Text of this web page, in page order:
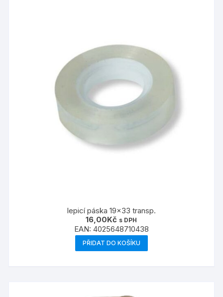
lepicí páska 19×33 transp.
16,00Kč s DPH
EAN: 4025648710438
PŘIDAT DO KOŠÍKU